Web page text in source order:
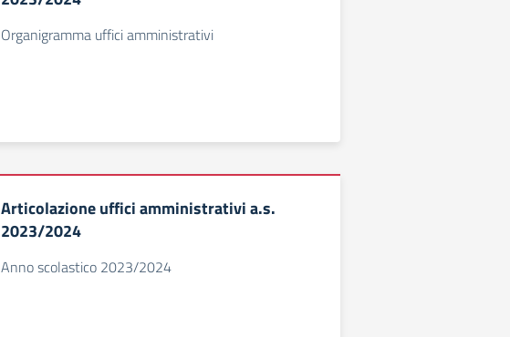
Organigramma uffici amministrativi
Articolazione uffici amministrativi a.s.
2023/2024
Anno scolastico 2023/2024